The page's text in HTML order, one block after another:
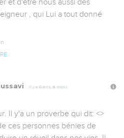
et d'être nous aussi des
, qui Lui a tout donné
Il y a 6 ans, 8 mois
Il y'a un proverbe qui dit: <>
ces personnes bénies de